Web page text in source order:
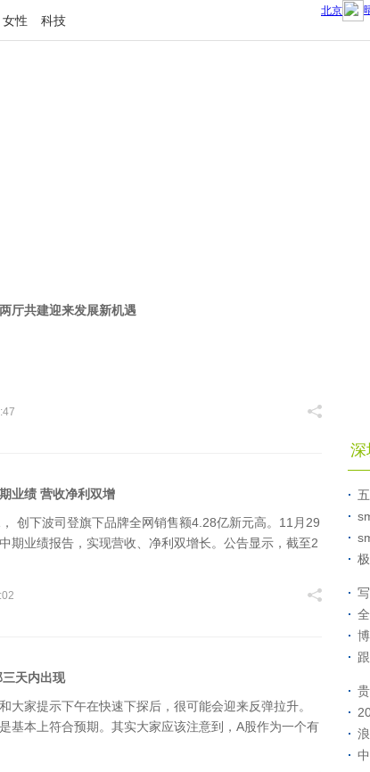
女性 科技
厅共建迎来发展新机遇
业绩 营收净利双增
创下波司登旗下品牌全网销售额4.28亿新元高。11月29
期业绩报告，实现营收、净利双增长。公告显示，截至2
三天内出现
大家提示下午在快速下探后，很可能会迎来反弹拉升。
基本上符合预期。其实大家应该注意到，A股作为一个有
深